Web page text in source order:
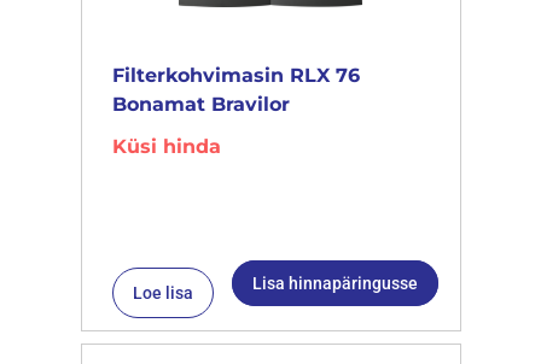
Filterkohvimasin RLX 76
Bonamat Bravilor
Küsi hinda
Loe lisa Lisa hinnapäringusse